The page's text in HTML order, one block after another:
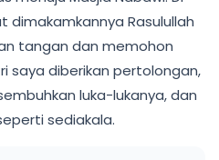
Rasulullah
tangan dan memohon
saya diberikan pertolongan,
luka-lukanya, dan
sediakala.